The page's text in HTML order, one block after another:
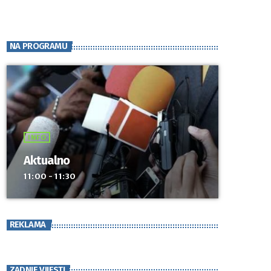
NA PROGRAMU
INFO
Aktualno
11:00 - 11:30
REKLAMA